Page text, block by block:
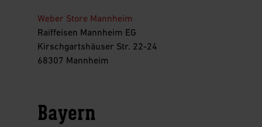
Weber Store Mannheim
Raiffeisen Mannheim EG
Kirschgartshäuser Str. 22-24
68307 Mannheim
Bayern